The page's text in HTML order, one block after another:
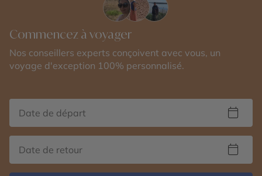
Commencez à voyager
Nos conseillers experts conçoivent avec vous, un
voyage d'exception 100% personnalisé.